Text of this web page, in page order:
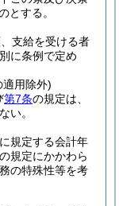
とする。
支給を受ける者
に条例で定め
用除外)
第7条の規定は、
い。
規定する会計年
規定にかかわら
の特殊性等を考